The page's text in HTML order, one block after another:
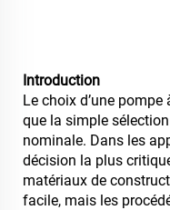
Introduction
Le choix d’une
que la simple sélection
nominale. Dans les
décision la plus
matériaux de
facile, mais les